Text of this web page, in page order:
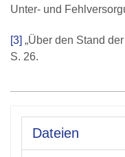
Unter- und
[3] „Über den Stand
S. 26.
Dateien